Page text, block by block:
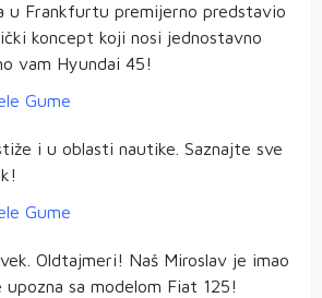
u Frankfurtu premijerno predstavio
koncept koji nosi jednostavno
vam Hyundai 45!
i u oblasti nautike. Saznajte sve
Oldtajmeri! Naš Miroslav je imao
sa modelom Fiat 125!